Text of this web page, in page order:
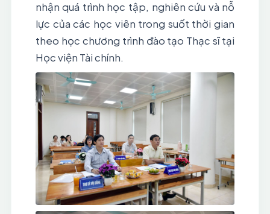
nhận quá trình học tập, nghiên cứu và nỗ
lực của các học viên trong suốt thời gian
theo học chương trình đào tạo Thạc sĩ tại
Học viện Tài chính.